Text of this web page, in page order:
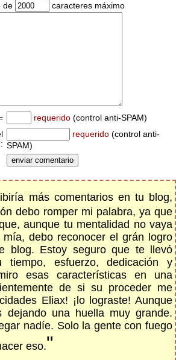
de caracteres máximo
requerido (control anti-SPAM)
requerido (control anti-
SPAM)
más comentarios en tu blog,
debo romper mi palabra, ya que
aunque tu mentalidad no vaya
debo reconocer el grán logro
blog. Estoy seguro que te llevó
esfuerzo, dedicación y
esas características en una
de si su proceder me
Eliax! ¡lo lograste! Aunque
dejando una huella muy grande.
nadíe. Solo la gente con fuego
eso."